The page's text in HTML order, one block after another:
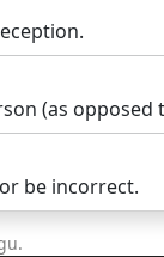
(as opposed
be incorrect.